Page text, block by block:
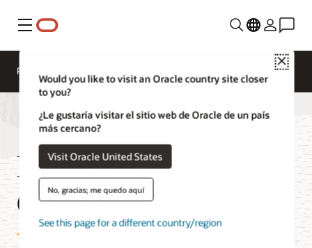
Menú
Close
Would you like to visit an Oracle country site closer
to you?
¿Le gustaría visitar el sitio web de Oracle de un país
más cercano?
Visit Oracle United States
No, gracias; me quedo aquí
See this page for a different country/region
Pricing
Multicloud Universal
Credits